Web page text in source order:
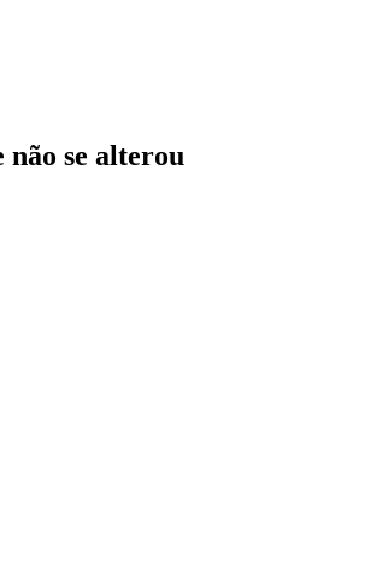
se alterou